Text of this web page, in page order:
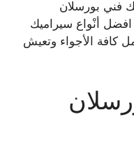
فني بورسلان
أنْواع سيراميك
كافة الأجواء وتعيش